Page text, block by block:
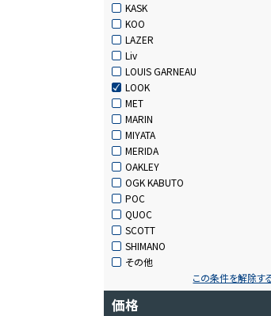
KASK
KOO
LAZER
Liv
LOUIS GARNEAU
LOOK
MET
MARIN
MIYATA
MERIDA
OAKLEY
OGK KABUTO
POC
QUOC
SCOTT
SHIMANO
その他
この条件を解除す
価格